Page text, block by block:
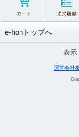
e-honトップへ
表示
運営会社